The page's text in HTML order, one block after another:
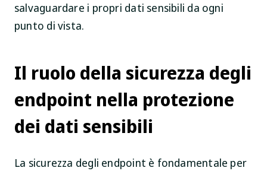
salvaguardare i propri dati sensibili da ogni
punto di vista.
Il ruolo della sicurezza degli
endpoint nella protezione
dei dati sensibili
La sicurezza degli endpoint è fondamentale per